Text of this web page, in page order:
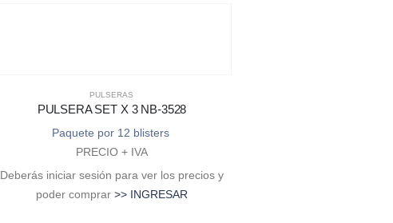
PULSERAS
PULSERA SET X 3 NB-3528
Paquete por 12 blisters
PRECIO + IVA
Deberás iniciar sesión para ver los precios y
poder comprar >> INGRESAR